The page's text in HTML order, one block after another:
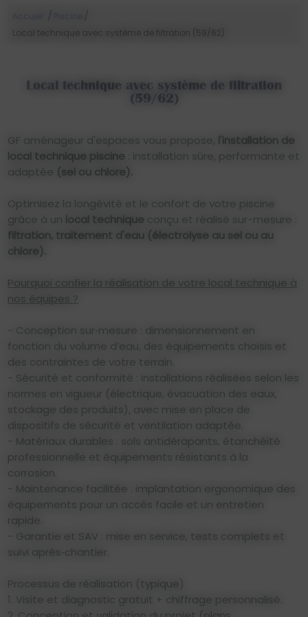
Local technique avec système de filtration (59/62)
Local technique avec système de filtration
(59/62)
GF aménageur d'espaces vous propose, l'installation de
local technique piscine : installation sûre, performante et
adaptée
(sel ou chlore).
Optimisez la longévité et le confort de votre piscine
grâce à un local technique conçu et réalisé sur-mesure :
filtration, traitement d'eau (électrolyse au sel ou au
chlore).
Pourquoi confier la réalisation de votre local technique à
nos équipes ?
- Conception sur‑mesure : dimensionnement en
fonction du volume d’eau, des équipements choisis et
des contraintes de votre terrain.
- Sécurité et conformité : installations réalisées selon les
normes en vigueur (électrique, évacuation des eaux,
stockage des produits), avec mise en place de
dispositifs de sécurité et ventilation adaptée.
- Matériaux durables : sols antidérapants, étanchéité
professionnelle et équipements résistants à la
corrosion.
- Maintenance facilitée : implantation ergonomique des
équipements pour un accès facile et un entretien
rapide.
- Garantie et SAV : mise en service, tests complets et
suivi après‑chantier.
Processus de réalisation (typique)
1. Visite et diagnostic gratuit + chiffrage personnalisé.